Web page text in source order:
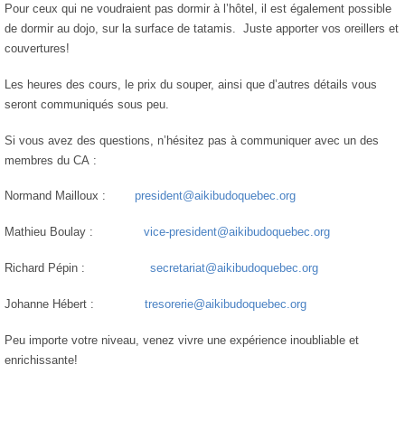
Pour ceux qui ne voudraient pas dormir à l’hôtel, il est également possible
de dormir au dojo, sur la surface de tatamis.
Juste apporter vos oreillers et
couvertures!
Les heures des cours, le prix du souper, ainsi que d’autres détails vous
seront communiqués sous peu.
Si vous avez des questions, n’hésitez pas à communiquer avec un des
membres du CA :
Normand Mailloux : president@aikibudoquebec.org
Mathieu Boulay : vice-president@aikibudoquebec.org
Richard Pépin : secretariat@aikibudoquebec.org
Johanne Hébert : tresorerie@aikibudoquebec.org
Peu importe votre niveau, venez vivre une expérience inoubliable et
enrichissante!